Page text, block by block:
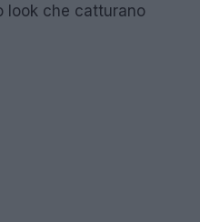
look che catturano